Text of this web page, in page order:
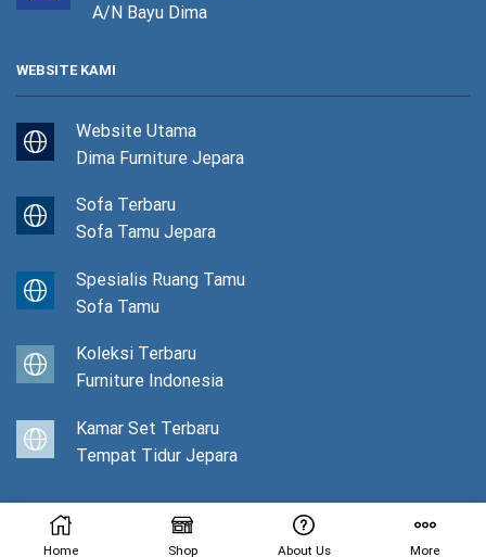
A/N Bayu Dima
WEBSITE KAMI
Website Utama
Dima Furniture Jepara
Sofa Terbaru
Sofa Tamu Jepara
Spesialis Ruang Tamu
Sofa Tamu
Koleksi Terbaru
Furniture Indonesia
Kamar Set Terbaru
Tempat Tidur Jepara
© Copyright 2022 Full With 💙 Dima Furniture Jepara
Home Shop About Us More